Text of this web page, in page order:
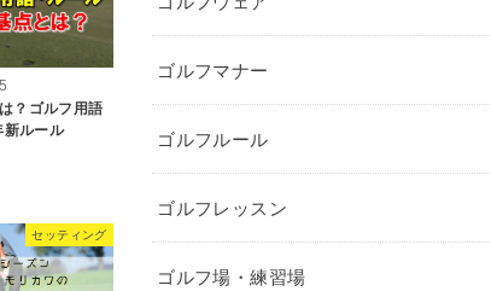
？ゴルフ用語
ルール
セッティング
ゴルフマナー
ゴルフルール
ゴルフレッスン
ゴルフ場・練習場